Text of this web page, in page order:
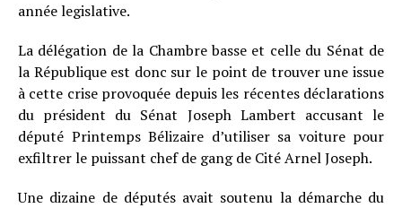
année legislative.
La délégation de la Chambre basse et celle du Sénat de
la République est donc sur le point de trouver une issue
à cette crise provoquée depuis les récentes déclarations
du président du Sénat Joseph Lambert accusant le
député Printemps Bélizaire d’utiliser sa voiture pour
exfiltrer le puissant chef de gang de Cité Arnel Joseph.
Une dizaine de députés avait soutenu la démarche du